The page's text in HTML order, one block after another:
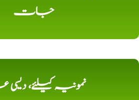
جات
نمونیہ کیلئے،